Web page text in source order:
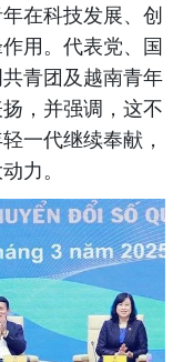
在科技发展、创
用。代表党、国
青团及越南青年
，并强调，这不
一代继续奉献，
力。